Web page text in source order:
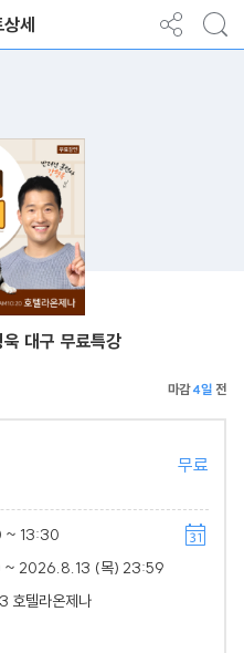
상세
대구 무료특강
4일
무료
~ 13:30
2026.8.13 (목) 23:59
호텔라온제나